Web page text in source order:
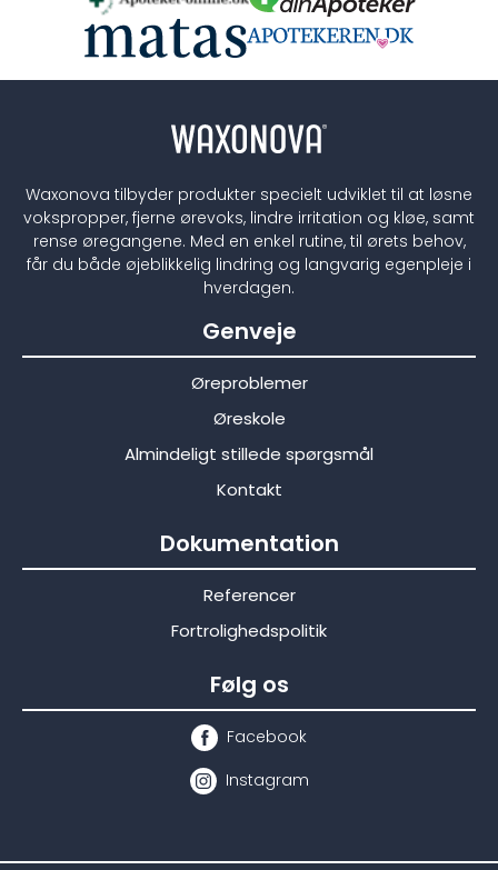
Waxonova tilbyder produkter specielt udviklet til at løsne
vokspropper, fjerne ørevoks, lindre irritation og kløe, samt
rense øregangene. Med en enkel rutine, til ørets behov,
får du både øjeblikkelig lindring og langvarig egenpleje i
hverdagen.
Genveje
Øreproblemer
Øreskole
Almindeligt stillede spørgsmål
Kontakt
Dokumentation
Referencer
Fortrolighedspolitik
Følg os
Facebook
Instagram